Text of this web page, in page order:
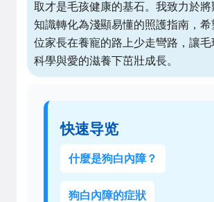
取才是毛孩健康的基石。我致力於
知識轉化為淺顯易懂的照護指南，
位家長在養寵的路上少走彎路，讓毛
科學與愛的滋養下茁壯成長。
快速导览
什麼是狗白內障？
狗白內障的症狀